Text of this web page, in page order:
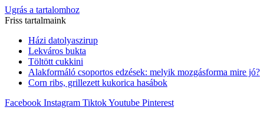
Ugrás a tartalomhoz
Friss tartalmaink
Házi datolyaszirup
Lekváros bukta
Töltött cukkini
Alakformáló csoportos edzések: melyik mozgásforma mire jó?
Corn ribs, grillezett kukorica hasábok
Facebook Instagram TiktokYoutube Pinterest